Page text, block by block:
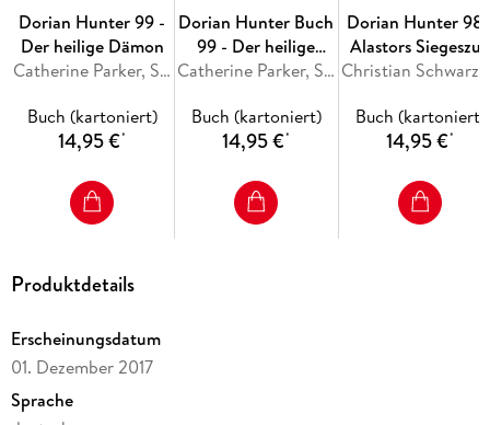
Dorian Hunter 99 -
Der heilige Dämon
Catherine Parker, Simon Borner, Dennis Ehrhardt
Buch (kartoniert)
14,95 €*
Dorian Hunter Buch
99 - Der heilige
Dämon
Catherine Parker, Simon Borner, Dario Vandis
Buch (kartoniert)
14,95 €*
Dorian Hunter 98
Alastors Siegeszug
Buch (kartoniert)
14,95 €*
Produktdetails
Erscheinungsdatum
01. Dezember 2017
Sprache